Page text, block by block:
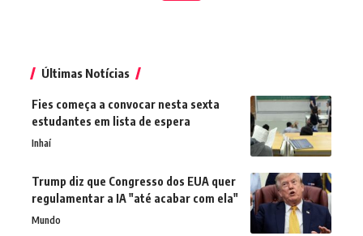
Últimas Notícias
Fies começa a convocar nesta sexta
estudantes em lista de espera
Inhaí
Trump diz que Congresso dos EUA quer
regulamentar a IA "até acabar com ela"
Mundo